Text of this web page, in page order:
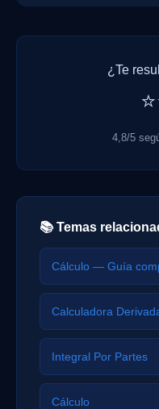
¿Te
4,8/5
📚 Temas
Cálculo — Guía
Calculadora
Integral Por Partes
Cálculo